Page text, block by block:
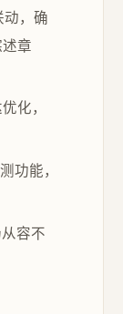
，确
章
化，
功能，
容不